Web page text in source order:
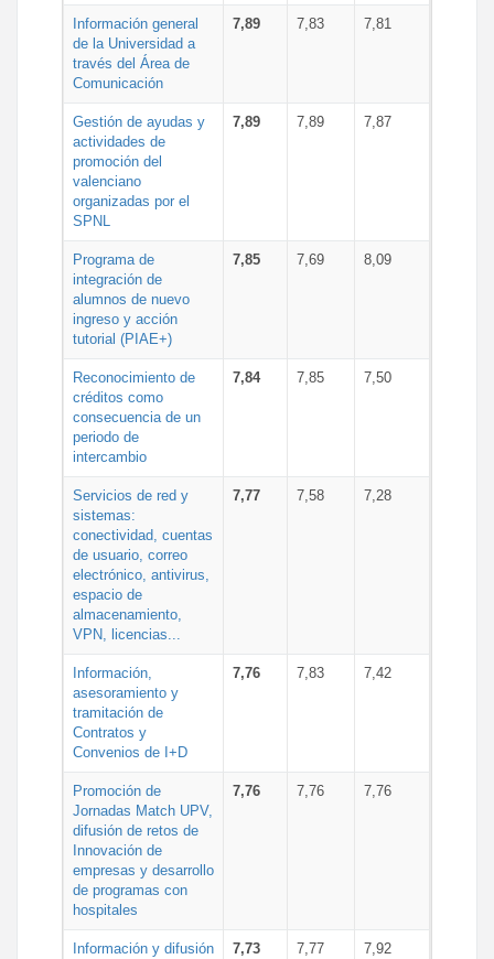
Información general
de la Universidad a
través del Área de
Comunicación
7,89 7,83 7,81
Gestión de ayudas y
actividades de
promoción del
valenciano
organizadas por el
SPNL
7,89 7,89 7,87
Programa de
integración de
alumnos de nuevo
ingreso y acción
tutorial (PIAE+)
7,85 7,69 8,09
Reconocimiento de
créditos como
consecuencia de un
periodo de
intercambio
7,84 7,85 7,50
Servicios de red y
sistemas:
conectividad, cuentas
de usuario, correo
electrónico, antivirus,
espacio de
almacenamiento,
VPN, licencias...
7,77 7,58 7,28
Información,
asesoramiento y
tramitación de
Contratos y
Convenios de I+D
7,76 7,83 7,42
Promoción de
Jornadas Match UPV,
difusión de retos de
Innovación de
empresas y desarrollo
de programas con
hospitales
7,76 7,76 7,76
Información y difusión
7,73 7,77 7,92